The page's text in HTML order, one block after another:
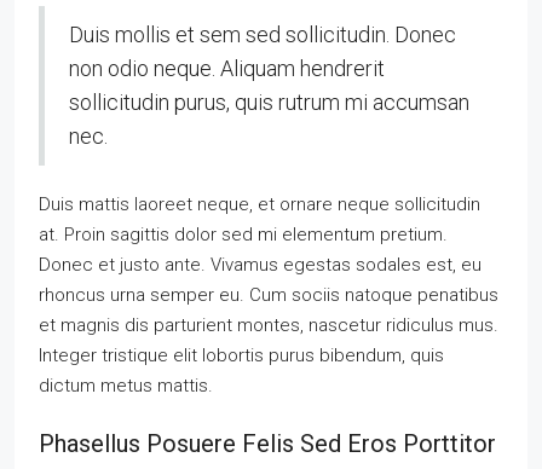
Duis mollis et sem sed sollicitudin. Donec
non odio neque. Aliquam hendrerit
sollicitudin purus, quis rutrum mi accumsan
nec.
Duis mattis laoreet neque, et ornare neque sollicitudin
at. Proin sagittis dolor sed mi elementum pretium.
Donec et justo ante. Vivamus egestas sodales est, eu
rhoncus urna semper eu. Cum sociis natoque penatibus
et magnis dis parturient montes, nascetur ridiculus mus.
Integer tristique elit lobortis purus bibendum, quis
dictum metus mattis.
Phasellus Posuere Felis Sed Eros Porttitor